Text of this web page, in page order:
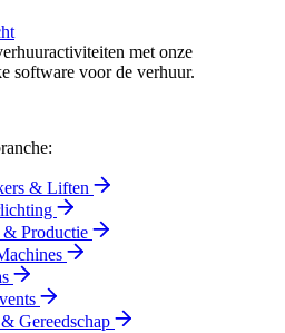
met onze
software voor de verhuur.
& Liften
& Productie
Gereedschap